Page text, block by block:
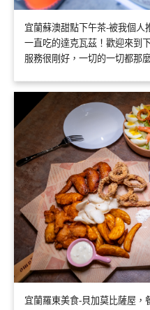
宜蘭蘇澳甜點下午茶-被我個人
一直吃的達克瓦茲！歡迎來到
服務很剛好，一切的一切都那
宜蘭羅東美食-貝加莫比薩屋